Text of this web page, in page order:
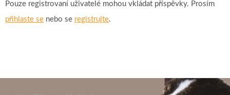
Pouze registrovaní uživatelé mohou vkládat příspěvky. Prosím
přihlaste se nebo se registrujte.